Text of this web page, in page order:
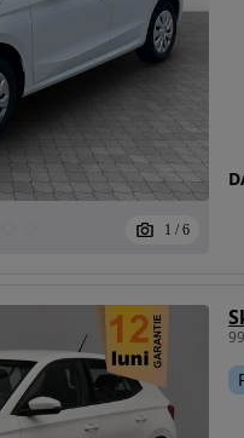
Eligibil pentru
1 / 6